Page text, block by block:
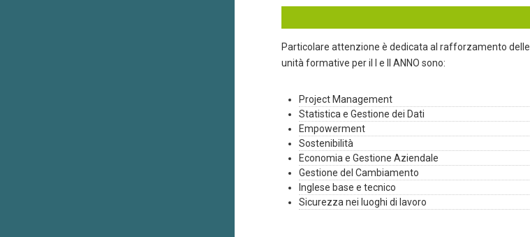
Particolare attenzione è dedicata al rafforzamento delle
unità formative per il I e II ANNO sono:
Project Management
Statistica e Gestione dei Dati
Empowerment
Sostenibilità
Economia e Gestione Aziendale
Gestione del Cambiamento
Inglese base e tecnico
Sicurezza nei luoghi di lavoro